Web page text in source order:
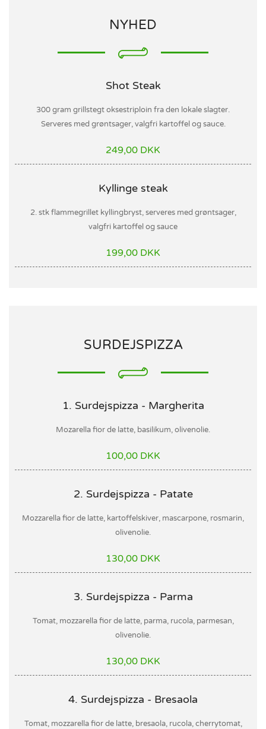
NYHED
Shot Steak
300 gram grillstegt oksestriploin fra den lokale slagter.
Serveres med grøntsager, valgfri kartoffel og sauce.
249,00 DKK
Kyllinge steak
2. stk flammegrillet kyllingbryst, serveres med grøntsager,
valgfri kartoffel og sauce
199,00 DKK
SURDEJSPIZZA
1. Surdejspizza - Margherita
Mozarella fior de latte, basilikum, olivenolie.
100,00 DKK
2. Surdejspizza - Patate
Mozzarella fior de latte, kartoffelskiver, mascarpone, rosmarin,
olivenolie.
130,00 DKK
3. Surdejspizza - Parma
Tomat, mozzarella fior de latte, parma, rucola, parmesan,
olivenolie.
130,00 DKK
4. Surdejspizza - Bresaola
Tomat, mozzarella fior de latte, bresaola, rucola, cherrytomat,